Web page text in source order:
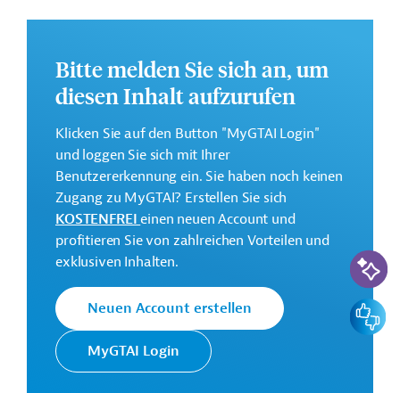
Saubere Wasserstoffproduktion: 4,7 Milliarden US-
Batteriematerialien (Litihum-Ionen-Batterien,
Anodenmaterial aus Lithiummetall, Flüssigelektrode
und ESS-Batterie): 3,1 Milliarden US-Dollar
Recyling und Bioplastik (r-PET, Pyrolyse-Technologie
und biologisch abbaubare Polymere): 782 Millionen
US-Dollar
Weitere Informationen bieten die
PressemeldungenLotte Chemical to invest $8 bn on
hydrogen energy, battery materials by 2030
Lotte Chemical to spend 10 tln won by 2030 to
boost hydrogen, battery biz
.
Kontaktadresse
Bitte melden Sie sich an, um
diesen Inhalt aufzurufen
Klicken Sie auf den Button "MyGTAI Login"
und loggen Sie sich mit Ihrer
Benutzererkennung ein. Sie haben noch keinen
Zugang zu MyGTAI? Erstellen Sie sich
KOSTENFREIeinen neuen Account und
profitieren Sie von zahlreichen Vorteilen und
exklusiven Inhalten.
Neuen Account erstellen
MyGTAI Login
KI-